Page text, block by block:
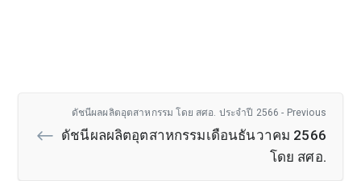
ดัชนีผลผลิตอุตสาหกรรม โดย สศอ. ประจำปี 2566 - Previous
ดัชนีผลผลิตอุตสาหกรรมเดือนธันวาคม 2566
โดย สศอ.